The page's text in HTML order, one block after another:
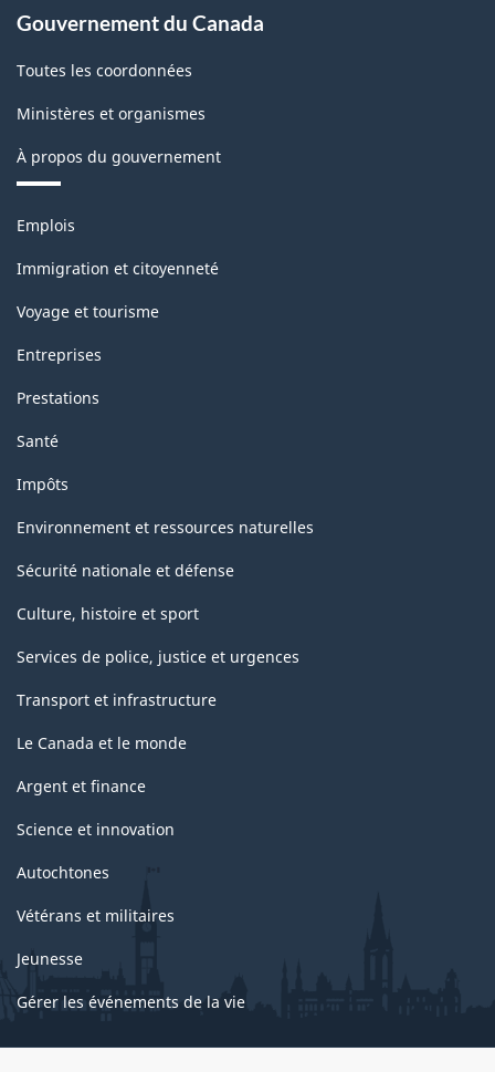
forestière
de
la
Gouvernement du Canada
Toutes les coordonnées
Ministères et organismes
À propos du gouvernement
Thèmes
sujets
Emplois
Immigration et citoyenneté
Voyage et tourisme
Entreprises
Prestations
Santé
Impôts
Environnement et ressources naturelles
Sécurité nationale et défense
Culture, histoire et sport
Services de police, justice et urgences
Transport et infrastructure
Le Canada et le monde
Argent et finance
Science et innovation
Autochtones
Vétérans et militaires
Jeunesse
Gérer les événements de la vie